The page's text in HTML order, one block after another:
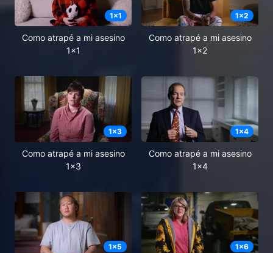
1x1
Como atrapé a mi asesino
1x1
1x2
Como atrapé a mi asesino
1x2
1x3
Como atrapé a mi asesino
1x3
1x4
Como atrapé a mi asesino
1x4
1x5 1x6